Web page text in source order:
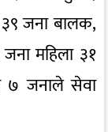
जना बालक,
महिला ३१
७ जनाले सेवा